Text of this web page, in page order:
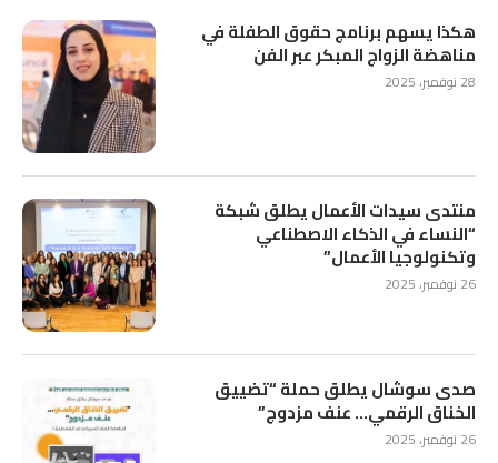
هكذا يسهم برنامج حقوق الطفلة في
مناهضة الزواج المبكر عبر الفن
28 نوفمبر، 2025
منتدى سيدات الأعمال يطلق شبكة
“النساء في الذكاء الاصطناعي
وتكنولوجيا الأعمال”
26 نوفمبر، 2025
صدى سوشال يطلق حملة “تضييق
الخناق الرقمي… عنف مزدوج”
26 نوفمبر، 2025